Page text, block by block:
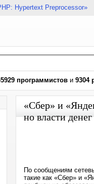
Hypertext Preprocessor»
программистов и 9304
«Сбер» и
но власти
По сообщениям
такие как «Сбер» и